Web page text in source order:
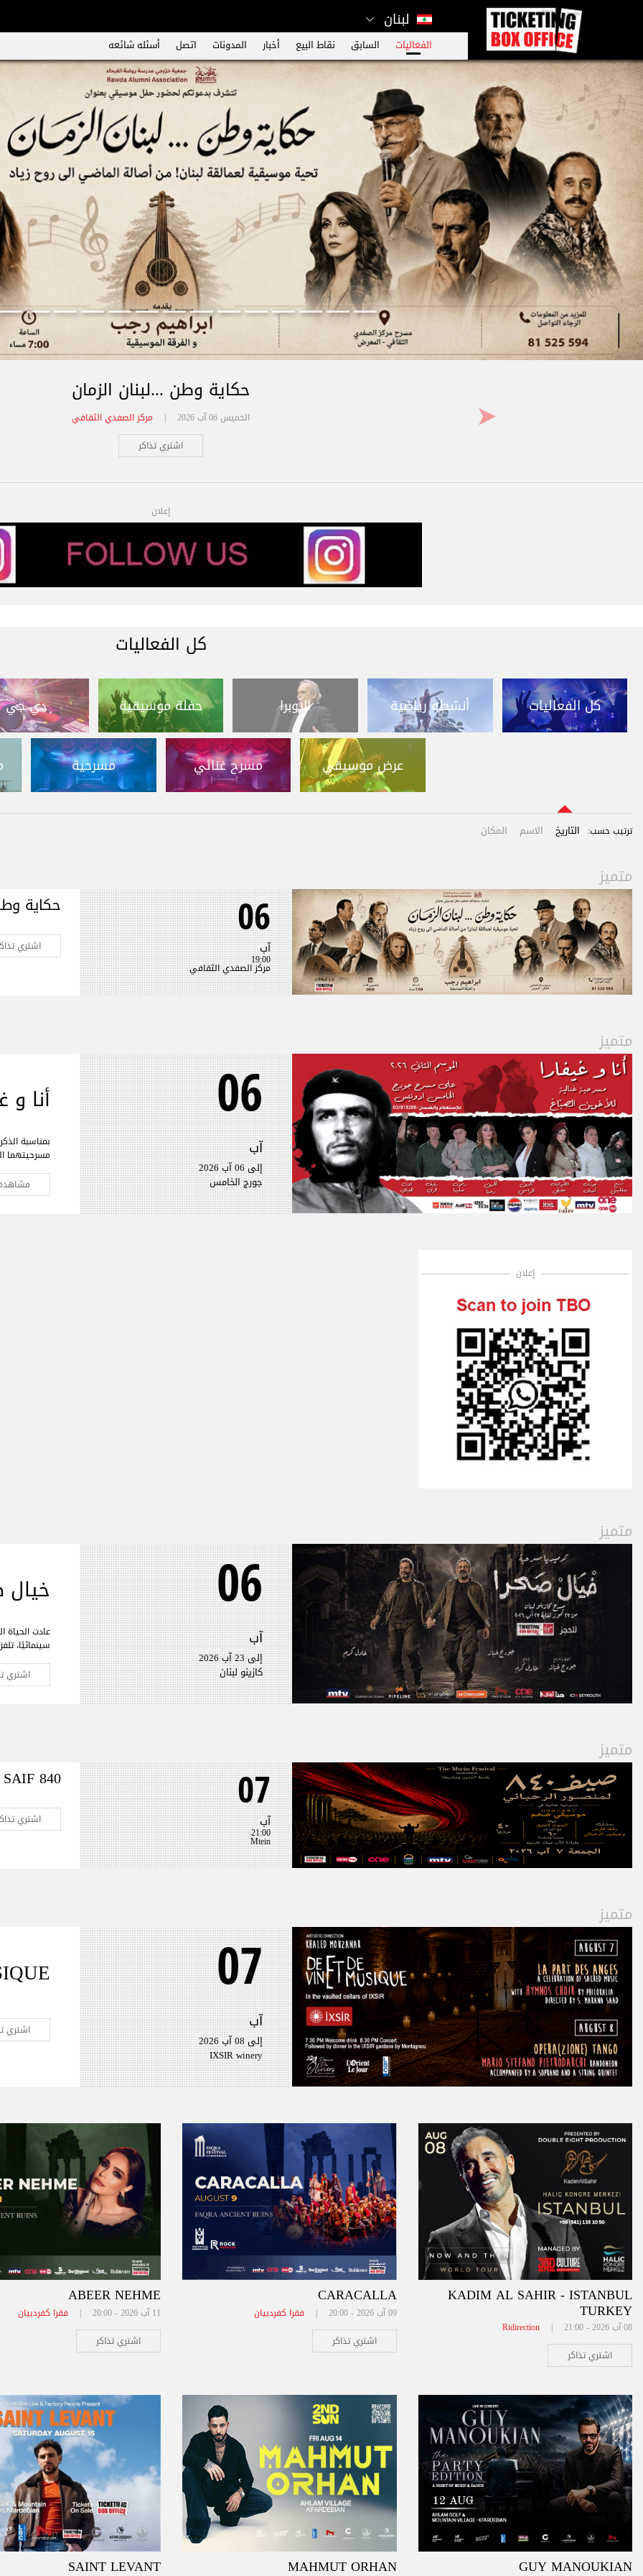
لبنان
الفعاليات السابق نقاط البيع أخبار المدونات اتصل أسئله شائعه
حكاية وطن ...لبنان الزمان
الخميس 06 آب 2026 |
مركز الصفدي الثقافي
اشتري تذاكر
إعلان
كل الفعاليات
كل الفعاليات أنشطة رياضية الأوبرا حفلة موسيقية دي جي
عرض موسيقي مسرح غنائي مسرحية
ترتيب حسب: التاريخ الاسم المكان
متميز
06
آب
19:00
مركز الصفدي الثقافي
حكاية
اشتري
متميز
06
آب
إلى 06 آب 2026
جورج الخامس
أنا و
بمناسبة
مسرحيتهما
ويجري
ضخم.
إعلان
متميز
06
آب
إلى 23 آب 2026
كازينو لبنان
خيال
عادت الحياة
سينمائيًا،
العمل
اشتري
متميز
07
آب
21:00
Mtein
SAIF 840
اشتري
متميز
07
آب
إلى 08 آب 2026
IXSIR winery
اشتري
KADIM AL SAHIR - ISTANBUL
TURKEY
08 آب 2026 - 21:00 |
Ridirection
اشتري تذاكر
CARACALLA
09 آب 2026 - 20:00 |
فقرا كفردبيان
اشتري تذاكر
ABEER NEHME
11 آب 2026 - 20:00 |
فقرا كفردبيان
اشتري تذاكر
GUY MANOUKIAN
MAHMUT ORHAN
SAINT LEVANT